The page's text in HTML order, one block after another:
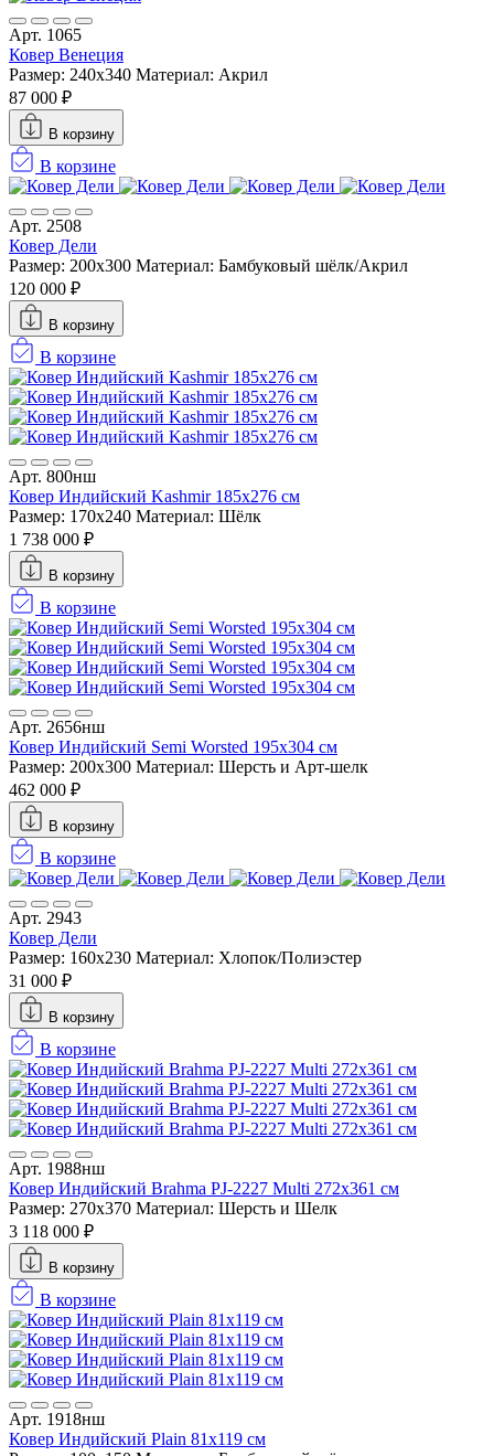
Арт. 1065
Ковер Венеция
Размер: 240x340 Материал: Акрил
87 000 ₽
В корзину
В корзине
Арт. 2508
Ковер Дели
Размер: 200x300 Материал: Бамбуковый шёлк/Акрил
120 000 ₽
В корзину
В корзине
Арт. 800нш
Ковер Индийский Kashmir 185x276 см
Размер: 170x240 Материал: Шёлк
1 738 000 ₽
В корзину
В корзине
Арт. 2656нш
Ковер Индийский Semi Worsted 195x304 см
Размер: 200x300 Материал: Шерсть и Арт-шелк
462 000 ₽
В корзину
В корзине
Арт. 2943
Ковер Дели
Размер: 160х230 Материал: Хлопок/Полиэстер
31 000 ₽
В корзину
В корзине
Арт. 1988нш
Ковер Индийский Brahma PJ-2227 Multi 272x361 см
Размер: 270x370 Материал: Шерсть и Шелк
3 118 000 ₽
В корзину
В корзине
Арт. 1918нш
Ковер Индийский Plain 81x119 см